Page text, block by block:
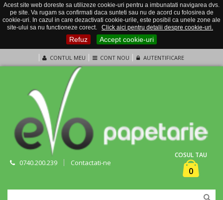
Acest site web doreste sa utilizeze cookie-uri pentru a imbunatati navigarea dvs.
pe site. Va rugam sa confirmati daca sunteti sau nu de acord cu folosirea de
cookie-uri. In cazul in care dezactivati cookie-urile, este posibil ca unele zone ale
site-ului sa nu functioneze corect.
Click aici pentru detalii despre cookie-uri.
Refuz Accept cookie-uri
CONTUL MEU CONT NOU AUTENTIFICARE
0740.200.239 Contactati-ne
COSUL TAU
0